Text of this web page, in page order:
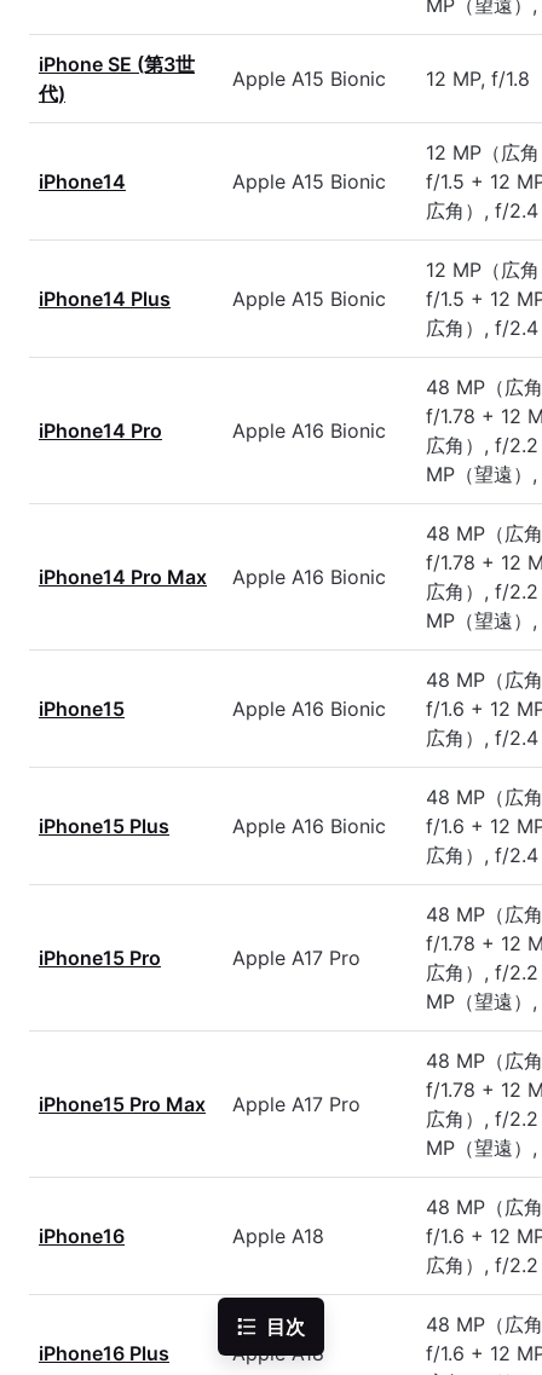
目次
iPhone SE (第3世
代)
Apple A15 Bionic 12 MP, f/1.8
iPhone14 Apple A15 Bionic
12 MP（広
f/1.5 + 12
広角）, f/2.4
iPhone14 Plus Apple A15 Bionic
12 MP（広
f/1.5 + 12
広角）, f/2.4
iPhone14 Pro Apple A16 Bionic
48 MP（広
f/1.78 + 12
広角）, f/
MP（望遠）
iPhone14 Pro Max Apple A16 Bionic
48 MP（広
f/1.78 + 12
広角）, f/
MP（望遠）
iPhone15 Apple A16 Bionic
48 MP（広
f/1.6 + 12
広角）, f/2.4
iPhone15 Plus Apple A16 Bionic
48 MP（広
f/1.6 + 12
広角）, f/2.4
iPhone15 Pro Apple A17 Pro
48 MP（広
f/1.78 + 12
広角）, f/
MP（望遠）
iPhone15 Pro Max Apple A17 Pro
48 MP（広
f/1.78 + 12
広角）, f/
MP（望遠）
iPhone16 Apple A18
48 MP（広
f/1.6 + 12
広角）, f/2.2
iPhone16 Plus Apple A18
48 MP（広
f/1.6 + 12